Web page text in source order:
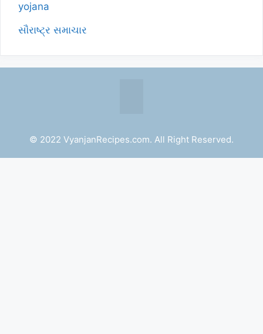
yojana
સૌરાષ્ટ્ર સમાચાર
© 2022 VyanjanRecipes.com. All Right Reserved.